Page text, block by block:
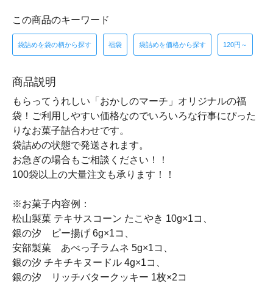
この商品のキーワード
袋詰めを袋の柄から探す 福袋 袋詰めを価格から探す 120円～
商品説明
もらってうれしい「おかしのマーチ」オリジナルの福
袋！ご利用しやすい価格なのでいろいろな行事にぴった
りなお菓子詰合わせです。
袋詰めの状態で発送されます。
お急ぎの場合もご相談ください！！
100袋以上の大量注文も承ります！！
※お菓子内容例：
松山製菓 テキサスコーン たこやき 10g×1コ、
銀の汐 ピー揚げ 6g×1コ、
安部製菓 あべっ子ラムネ 5g×1コ、
銀の汐 チキチキヌードル 4g×1コ、
銀の汐 リッチバタークッキー 1枚×2コ